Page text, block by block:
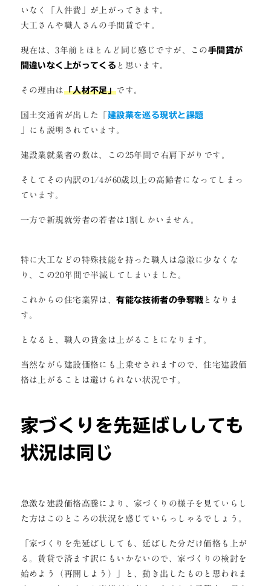
いなく「人件費」が上がってきます。
大工さんや職人さんの手間賃です。
現在は、3年前とほとんど同じ感じですが、この手間賃が
間違いなく上がってくる と思います。
その理由は 「人材不足」です。
国土交通省が出した「 建設業を巡る現状と課題
」にも説明されています。
建設業就業者の数は、この25年間で右肩下がりです。
そしてその内訳の1/4が60歳以上の高齢者になってしまっ
ています。
一方で新規就労者の若者は1割しかいません。
特に大工などの特殊技能を持った職人は急激に少なくな
り、この20年間で半減してしまいました。
これからの住宅業界は、有能な技術者の争奪戦 となりま
す。
となると、職人の賃金は上がることになります。
当然ながら建設価格にも上乗せされますので、住宅建設価
格は上がることは避けられない状況です。
家づくりを先延ばししても
状況は同じ
急激な建設価格高騰により、家づくりの様子を見ていらし
た方はこのところの状況を感じていらっしゃるでしょう。
「家づくりを先延ばししても、延ばした分だけ価格も上が
る。賃貸で済ます訳にもいかないので、家づくりの検討を
始めよう（再開しよう）」と、動き出したものと思われま